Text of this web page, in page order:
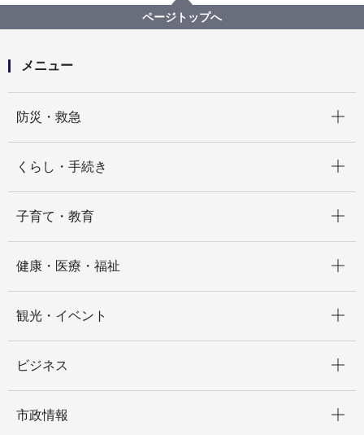
指定管理者 第三者評価機関 一覧
株式会社 R-CORPORATION
ページトップへ
メニュー
防災・救急
くらし・手続き
子育て・教育
健康・医療・福祉
観光・イベント
ビジネス
市政情報